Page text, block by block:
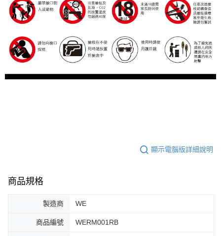
顯示電腦版詳細說明
商品規格
製造商 WE
商品編號 WERM001RB